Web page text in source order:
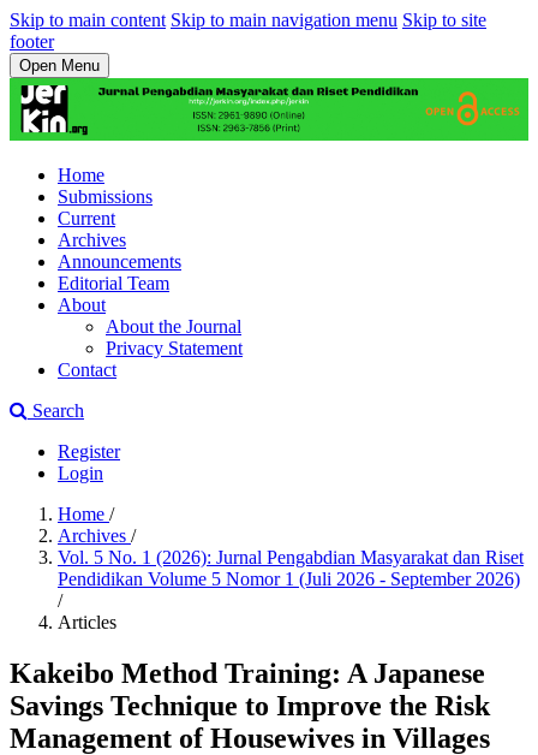
Skip to main content Skip to main navigation menu Skip to site
footer
Open Menu
Home
Submissions
Current
Archives
Announcements
Editorial Team
About
About the Journal
Privacy Statement
Contact
Search
Register
Login
Home /
Archives /
Vol. 5 No. 1 (2026): Jurnal Pengabdian Masyarakat dan Riset
Pendidikan Volume 5 Nomor 1 (Juli 2026 - September 2026)
/
Articles
Kakeibo Method Training: A Japanese
Savings Technique to Improve the Risk
Management of Housewives in Villages